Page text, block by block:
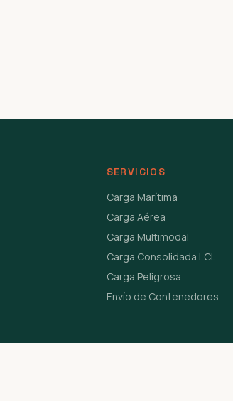
SERVICIOS
Carga Marítima
Carga Aérea
Carga Multimodal
Carga Consolidada LCL
Carga Peligrosa
Envío de Contenedores